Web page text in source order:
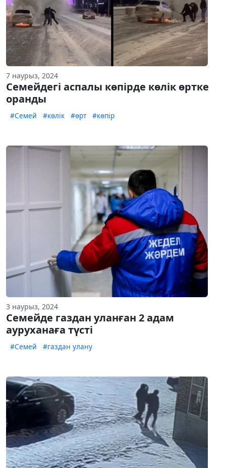
7 наурыз, 2024
Семейдегі аспалы көпірде көлік өртке
оранды
#Семей #көлік #өрт #көпір
3 наурыз, 2024
Семейде газдан уланған 2 адам
ауруханаға түсті
#Семей #газдан улану